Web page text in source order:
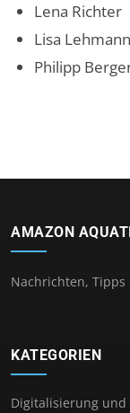
Lena Richter
Lisa Lehmann
Philipp
AMAZON
Nachrichten, Tipps
KATEGORIEN
Digitalisierung und